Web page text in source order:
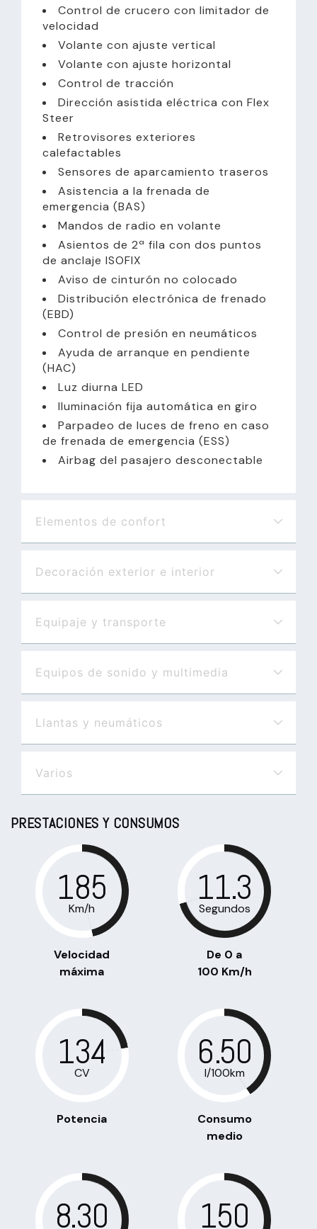
Control de crucero con limitador de
velocidad
Volante con ajuste vertical
Volante con ajuste horizontal
Control de tracción
Dirección asistida eléctrica con Flex
Steer
Retrovisores exteriores
calefactables
Sensores de aparcamiento traseros
Asistencia a la frenada de
emergencia (BAS)
Mandos de radio en volante
Asientos de 2ª fila con dos puntos
de anclaje ISOFIX
Aviso de cinturón no colocado
Distribución electrónica de frenado
(EBD)
Control de presión en neumáticos
Ayuda de arranque en pendiente
(HAC)
Luz diurna LED
Iluminación fija automática en giro
Parpadeo de luces de freno en caso
de frenada de emergencia (ESS)
Airbag del pasajero desconectable
Elementos de confort
Decoración exterior e interior
Equipaje y transporte
Equipos de sonido y multimedia
Llantas y neumáticos
Varios
PRESTACIONES Y CONSUMOS
185
Km/h
Velocidad
máxima
11.3
Segundos
De 0 a
100 Km/h
134
CV
Potencia
6.50
l/100km
Consumo
medio
8.30 150